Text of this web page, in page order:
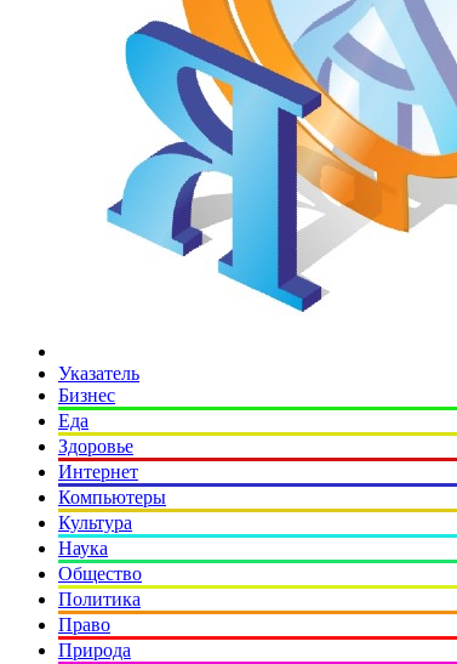
Указатель
Бизнес
Еда
Здоровье
Интернет
Компьютеры
Культура
Наука
Общество
Политика
Право
Природа